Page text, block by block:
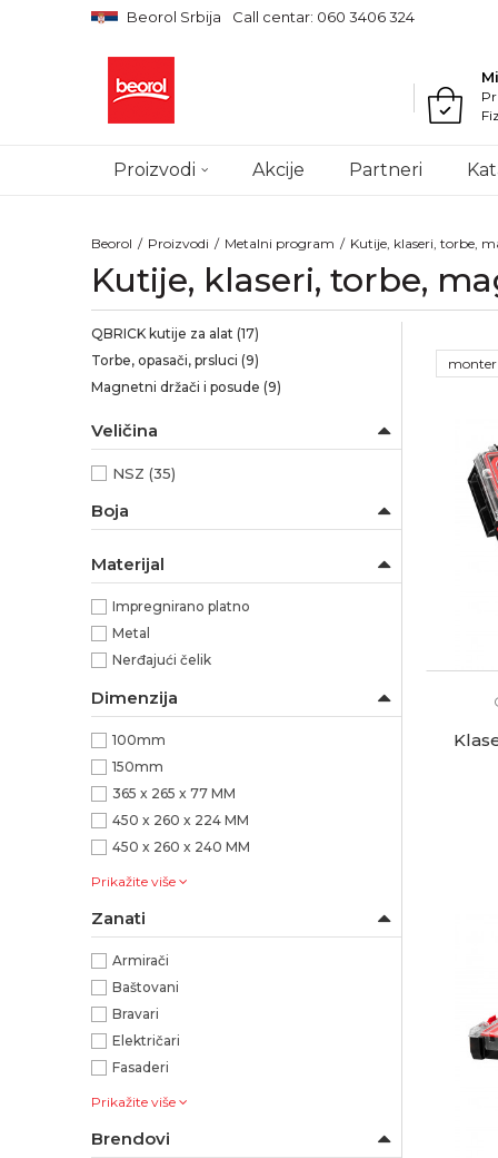
Beorol Srbija Call centar: 060 3406 324
Proizvodi Akcije Partneri
Beorol Proizvodi Metalni program Kutije, klaseri, torbe,
Kutije, klaseri, torbe,
QBRICK kutije za alat (17)
Torbe, opasači, prsluci (9)
Magnetni držači i posude (9)
Veličina
NSZ (35)
Boja
Materijal
Impregnirano platno
Metal
Nerđajući čelik
Dimenzija
100mm
150mm
365 x 265 x 77 MM
450 x 260 x 224 MM
450 x 260 x 240 MM
Prikažite više
Zanati
Armirači
Baštovani
Bravari
Električari
Fasaderi
Prikažite više
Brendovi